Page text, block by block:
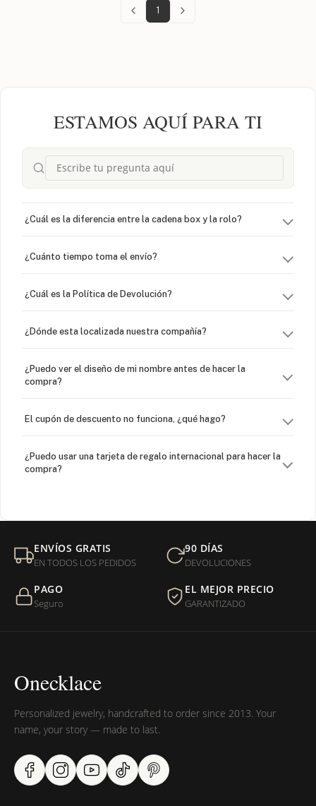
1
ESTAMOS AQUÍ PARA TI
¿Cuál es la diferencia entre la cadena box y la rolo?
¿Cuánto tiempo toma el envío?
¿Cuál es la Política de Devolución?
¿Dónde esta localizada nuestra compañía?
¿Puedo ver el diseño de mi nombre antes de hacer la
compra?
El cupón de descuento no funciona, ¿qué hago?
¿Puedo usar una tarjeta de regalo internacional para hacer la
compra?
Mi orden fue devuelta por USPS, ¿qué hago para que sea
entregada?
¿Sus productos son libres de níquel?
ENVÍOS GRATIS
EN TODOS LOS PEDIDOS
90 DÍAS
DEVOLUCIONES
PAGO
Seguro
EL MEJOR PRECIO
GARANTIZADO
Onecklace
Personalized jewelry, handcrafted to order since 2013. Your
name, your story — made to last.